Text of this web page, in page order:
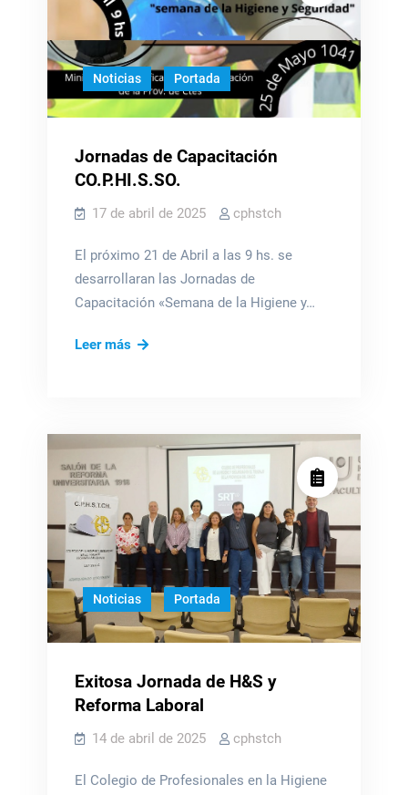
Noticias Portada
Jornadas de Capacitación
CO.P.HI.S.SO.
17 de abril de 2025 cphstch
El próximo 21 de Abril a las 9 hs. se
desarrollaran las Jornadas de
Capacitación «Semana de la Higiene y…
Leer másJornadas
Noticias Portada
Exitosa Jornada de H&S y
Reforma Laboral
14 de abril de 2025 cphstch
El Colegio de Profesionales en la Higiene